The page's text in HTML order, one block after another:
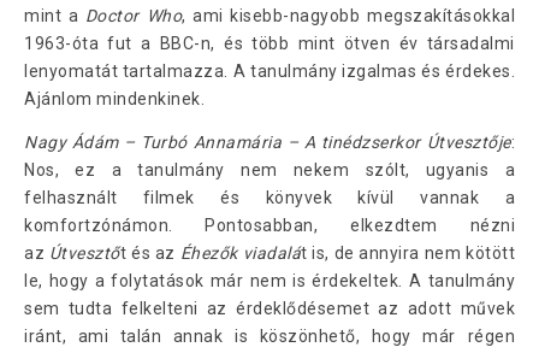
mint a Doctor Who, ami kisebb-nagyobb megszakításokkal
1963-óta fut a BBC-n, és több mint ötven év társadalmi
lenyomatát tartalmazza. A tanulmány izgalmas és érdekes.
Ajánlom mindenkinek.
Nagy Ádám – Turbó Annamária – A tinédzserkor Útvesztője:
Nos, ez a tanulmány nem nekem szólt, ugyanis a
felhasznált filmek és könyvek kívül vannak a
komfortzónámon. Pontosabban, elkezdtem nézni
az Útvesztőt és az Éhezők viadalát is, de annyira nem kötött
le, hogy a folytatások már nem is érdekeltek. A tanulmány
sem tudta felkelteni az érdeklődésemet az adott művek
iránt, ami talán annak is köszönhető, hogy már régen